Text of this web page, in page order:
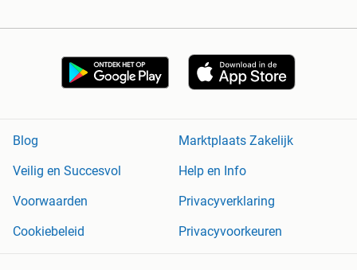
Blog
Marktplaats Zakelijk
Veilig en Succesvol
Help en Info
Voorwaarden
Privacyverklaring
Cookiebeleid
Privacyvoorkeuren